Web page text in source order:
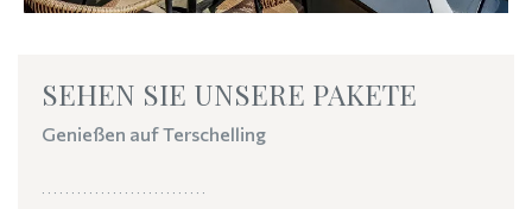
SEHEN SIE UNSERE PAKETE
Genießen auf Terschelling